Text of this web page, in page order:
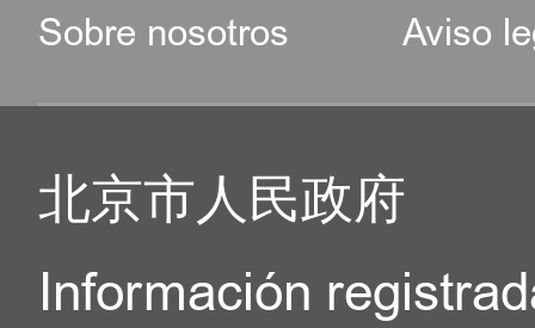
Sobre nosotros Aviso
北京市人民政府
Información